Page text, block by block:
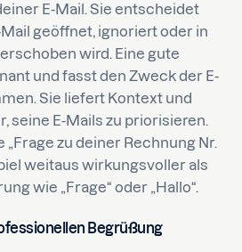
E-Mail. Sie entscheidet
geöffnet, ignoriert oder in
wird. Eine gute
und fasst den Zweck der E-
Sie liefert Kontext und
seine E-Mails zu priorisieren.
„Frage zu deiner Rechnung Nr.
weitaus wirkungsvoller als
wie „Frage“ oder „Hallo“.
Begrüßung